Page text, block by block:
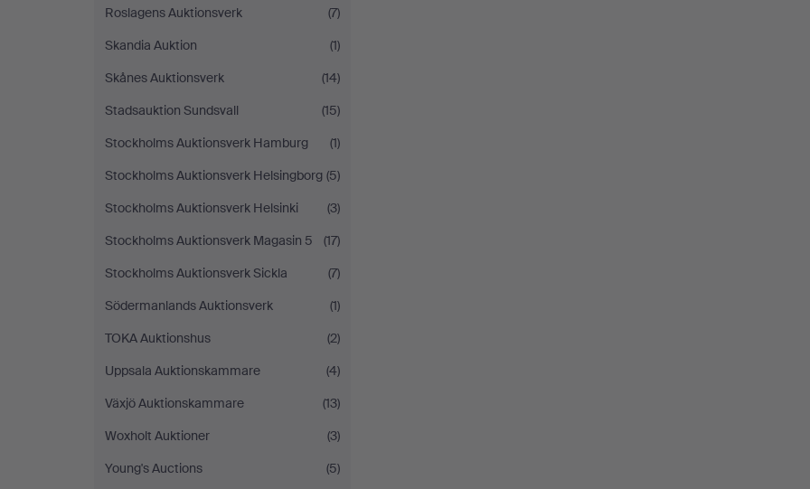
Roslagens Auktionsverk
(7)
Skandia Auktion
(1)
Skånes Auktionsverk
(14)
Stadsauktion Sundsvall
(15)
Stockholms Auktionsverk Hamburg
(1)
Stockholms Auktionsverk Helsingborg (5)
Stockholms Auktionsverk Helsinki
(3)
Stockholms Auktionsverk Magasin 5
(17)
Stockholms Auktionsverk Sickla
(7)
Södermanlands Auktionsverk
(1)
TOKA Auktionshus
(2)
Uppsala Auktionskammare
(4)
Växjö Auktionskammare
(13)
Woxholt Auktioner
(3)
Young's Auctions
(5)